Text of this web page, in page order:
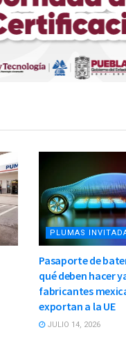
PLUMAS
Pasaporte de
qué deben hacer
fabricantes
exportan a la UE
JULIO 14, 2026